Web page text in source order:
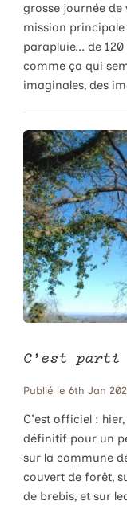
grosse journée de
mission
parapluie... de
comme ça qui
imaginales, des
C'est parti
Publié le 6th Jan
C'est officiel :
définitif pour un
sur la commune
couvert de forêt,
de brebis, et sur